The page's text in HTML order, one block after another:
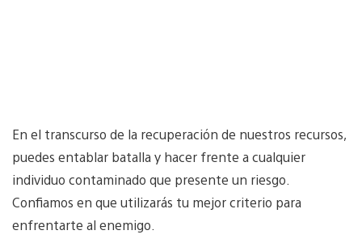
En el transcurso de la recuperación de nuestros recursos,
puedes entablar batalla y hacer frente a cualquier
individuo contaminado que presente un riesgo.
Confiamos en que utilizarás tu mejor criterio para
enfrentarte al enemigo.